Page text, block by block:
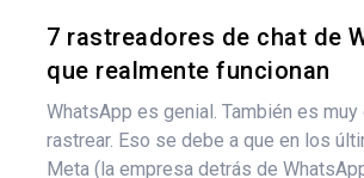
7 rastreadores de chat de
que realmente funcionan
WhatsApp es genial. También es
rastrear. Eso se debe a que en los
Meta (la empresa detrás de